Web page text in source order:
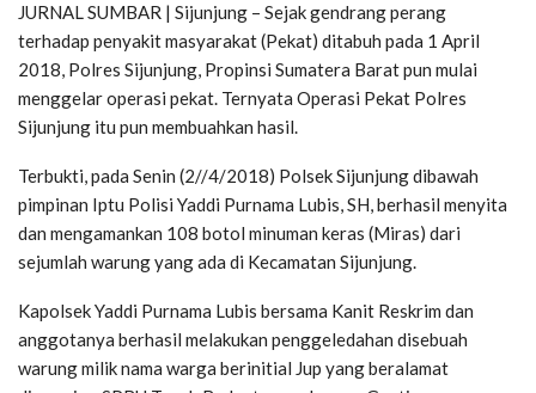
JURNAL SUMBAR | Sijunjung – Sejak gendrang perang
terhadap penyakit masyarakat (Pekat) ditabuh pada 1 April
2018, Polres Sijunjung, Propinsi Sumatera Barat pun mulai
menggelar operasi pekat. Ternyata Operasi Pekat Polres
Sijunjung itu pun membuahkan hasil.
Terbukti, pada Senin (2//4/2018) Polsek Sijunjung dibawah
pimpinan Iptu Polisi Yaddi Purnama Lubis, SH, berhasil menyita
dan mengamankan 108 botol minuman keras (Miras) dari
sejumlah warung yang ada di Kecamatan Sijunjung.
Kapolsek Yaddi Purnama Lubis bersama Kanit Reskrim dan
anggotanya berhasil melakukan penggeledahan disebuah
warung milik nama warga berinitial Jup yang beralamat